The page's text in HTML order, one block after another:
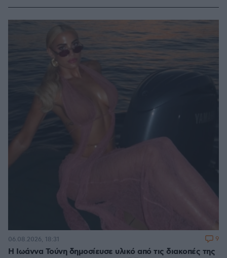
Η Ιωάννα Τούνη δημοσίευσε υλικό από τις διακοπές της
06.08.2026, 18:31 9